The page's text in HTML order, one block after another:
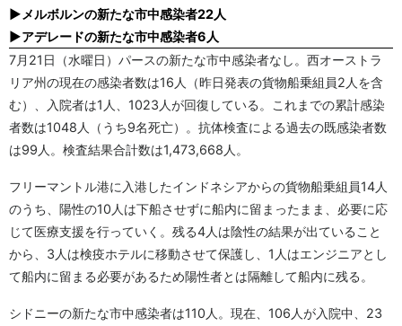
▶メルボルンの新たな市中感染者22人
▶アデレードの新たな市中感染者6人
7月21日（水曜日）パースの新たな市中感染者なし。西オーストラ
リア州の現在の感染者数は16人（昨日発表の貨物船乗組員2人を含
む）、入院者は1人、1023人が回復している。これまでの累計感染
者数は1048人（うち9名死亡）。抗体検査による過去の既感染者数
は99人。検査結果合計数は1,473,668人。
フリーマントル港に入港したインドネシアからの貨物船乗組員14人
のうち、陽性の10人は下船させずに船内に留まったまま、必要に応
じて医療支援を行っていく。残る4人は陰性の結果が出ていること
から、3人は検疫ホテルに移動させて保護し、1人はエンジニアとし
て船内に留まる必要があるため陽性者とは隔離して船内に残る。
シドニーの新たな市中感染者は110人。現在、106人が入院中、23